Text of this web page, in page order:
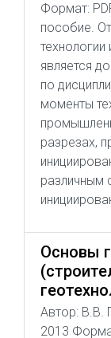
Формат:
пособие.
является
по
моменты
разрезах,
различным
Основы
Автор: В.В.
2013